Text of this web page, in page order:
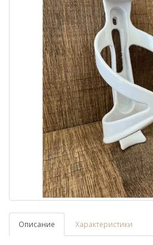
Описание Характеристики